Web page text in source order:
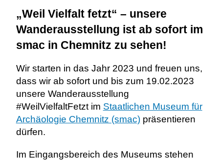
„Weil Vielfalt fetzt“ – unsere
Wanderausstellung ist ab sofort im
smac in Chemnitz zu sehen!
Wir starten in das Jahr 2023 und freuen uns,
dass wir ab sofort und bis zum 19.02.2023
unsere Wanderausstellung
#WeilVielfaltFetzt im Staatlichen Museum für
Archäologie Chemnitz (smac)präsentieren
dürfen.
Im Eingangsbereich des Museums stehen